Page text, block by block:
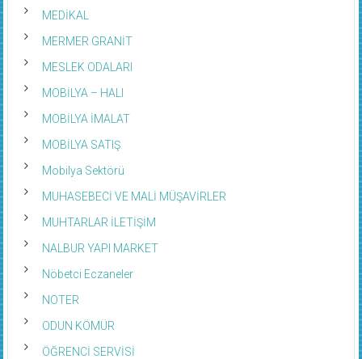
MEDİKAL
MERMER GRANİT
MESLEK ODALARI
MOBİLYA – HALI
MOBİLYA İMALAT
MOBİLYA SATIŞ
Mobilya Sektörü
MUHASEBECİ VE MALİ MÜŞAVİRLER
MUHTARLAR İLETİŞİM
NALBUR YAPI MARKET
Nöbetci Eczaneler
NOTER
ODUN KÖMÜR
ÖĞRENCİ SERVİSİ